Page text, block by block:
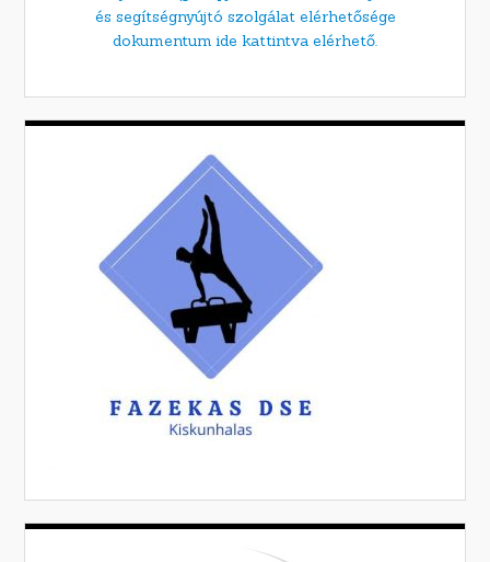
és segítségnyújtó szolgálat elérhetősége
dokumentum ide kattintva elérhető.